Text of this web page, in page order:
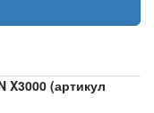
X3000 (артикул